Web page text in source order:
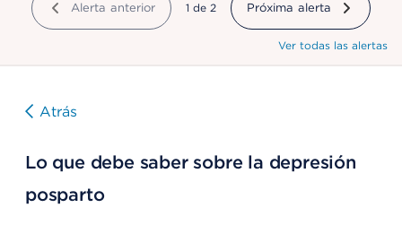
Alerta anterior mostrando
1 de 2 Próxima alerta
Ver todas las alertas
Atrás
Lo que debe saber sobre la depresión
posparto